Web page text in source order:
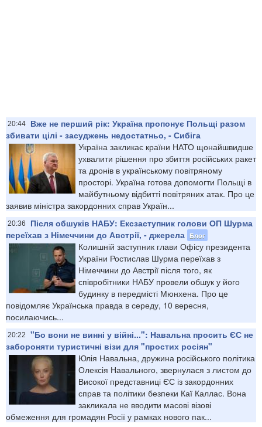
20:44
Вже не перший рік: Україна пропонує Польщі разом
збивати цілі - засуджень недостатньо, - Сибіга
Україна закликає країни НАТО щонайшвидше
ухвалити рішення про збиття російських ракет
та дронів в українському повітряному
просторі. Україна готова допомогти Польщі в
майбутньому відбитті повітряних атак. Про це
заявив міністра закордонних справ Україн...
20:36
Після обшуків НАБУ: Ексзаступник голови ОП Шурма
переїхав з Німеччини до Австрії, - джерела Блог
Колишній заступник глави Офісу президента
України Ростислав Шурма переїхав з
Німеччини до Австрії після того, як
співробітники НАБУ провели обшук у його
будинку в передмісті Мюнхена. Про це
повідомляє Українська правда в середу, 10 вересня,
посилаючись...
20:22
"Бо вони не винні у війні...": Навальна просить ЄС не
забороняти туристичні візи для "простих росіян"
Юлія Навальна, дружина російського політика
Олексія Навального, звернулася з листом до
Високої представниці ЄС із закордонних
справ та політики безпеки Каї Каллас. Вона
закликала не вводити масові візові
обмеження для громадян Росії у рамках нового пак...